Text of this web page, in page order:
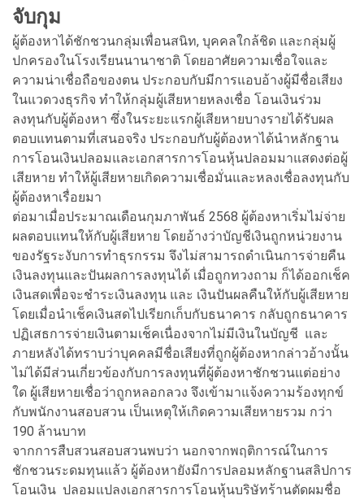
จับกุม
ผู้ต้องหาได้ชักชวนกลุ่มเพื่อนสนิท, บุคคลใกล้ชิด และกลุ่มผู้
ปกครองในโรงเรียนนานาชาติ โดยอาศัยความเชื่อใจและ
ความน่าเชื่อถือของตน ประกอบกับมีการแอบอ้างผู้มีชื่อเสียง
ในแวดวงธุรกิจ ทำให้กลุ่มผู้เสียหายหลงเชื่อ โอนเงินร่วม
ลงทุนกับผู้ต้องหา ซึ่งในระยะแรกผู้เสียหายบางรายได้รับผล
ตอบแทนตามที่เสนอจริง ประกอบกับผู้ต้องหาได้นำหลักฐาน
การโอนเงินปลอมและเอกสารการโอนหุ้นปลอมมาแสดงต่อผู้
เสียหาย ทำให้ผู้เสียหายเกิดความเชื่อมั่นและหลงเชื่อลงทุนกับ
ผู้ต้องหาเรื่อยมา
ต่อมาเมื่อประมาณเดือนกุมภาพันธ์ 2568 ผู้ต้องหาเริ่มไม่จ่าย
ผลตอบแทนให้กับผู้เสียหาย โดยอ้างว่าบัญชีเงินถูกหน่วยงาน
ของรัฐระงับการทำธุรกรรม จึงไม่สามารถดำเนินการจ่ายคืน
เงินลงทุนและปันผลการลงทุนได้ เมื่อถูกทวงถาม ก็ได้ออกเช็ค
เงินสดเพื่อจะชำระเงินลงทุน และ เงินปันผลคืนให้กับผู้เสียหาย
โดยเมื่อนำเช็คเงินสดไปเรียกเก็บกับธนาคาร กลับถูกธนาคาร
ปฏิเสธการจ่ายเงินตามเช็คเนื่องจากไม่มีเงินในบัญชี และ
ภายหลังได้ทราบว่าบุคคลมีชื่อเสียงที่ถูกผู้ต้องหากล่าวอ้างนั้น
ไม่ได้มีส่วนเกี่ยวข้องกับการลงทุนที่ผู้ต้องหาชักชวนแต่อย่าง
ใด ผู้เสียหายเชื่อว่าถูกหลอกลวง จึงเข้ามาแจ้งความร้องทุกข์
กับพนักงานสอบสวน เป็นเหตุให้เกิดความเสียหายรวม กว่า
190 ล้านบาท
จากการสืบสวนสอบสวนพบว่า นอกจากพฤติการณ์ในการ
ชักชวนระดมทุนแล้ว ผู้ต้องหายังมีการปลอมหลักฐานสลิปการ
โอนเงิน ปลอมแปลงเอกสารการโอนหุ้นบริษัทร้านตัดผมชื่อ